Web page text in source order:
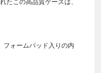
たこの高品質ケースは、
フォームパッド入りの内